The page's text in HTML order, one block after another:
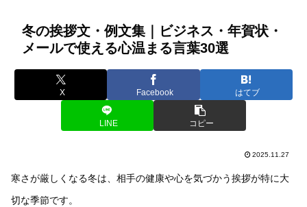
冬の挨拶文・例文集｜ビジネス・年賀状・
メールで使える心温まる言葉30選
X Facebook はてブ
LINE コピー
2025.11.27
寒さが厳しくなる冬は、相手の健康や心を気づかう挨拶が特に大
切な季節です。